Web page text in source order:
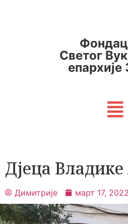
Светог
Дјеца Владике
Димитрије март 17, 2022